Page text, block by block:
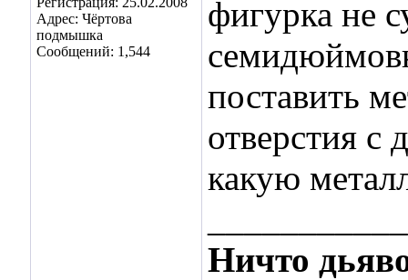
Адрес: Чёртова
подмышка
Сообщений: 1,544
фигурка не
поставить
отверстия с
какую
Ничто